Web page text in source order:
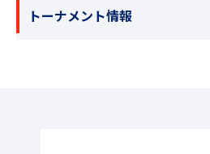
トーナメント情報